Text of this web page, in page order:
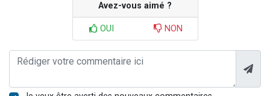
Avez-vous aimé ?
OUI NON